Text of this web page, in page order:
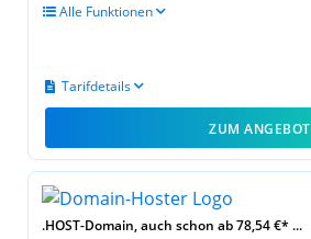
Alle Funktionen
Tarifdetails
ZUM ANGEBOT
.HOST-Domain, auch schon ab 78,54 €* ...